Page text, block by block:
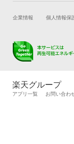
車検の基礎知識
試乗・商談
キズ修理予約
メンテナンス管理
タイヤ交換サービス
自動車カタログ
企業情報 個人情報保
楽天グループ
アプリ一覧 お問い合わ